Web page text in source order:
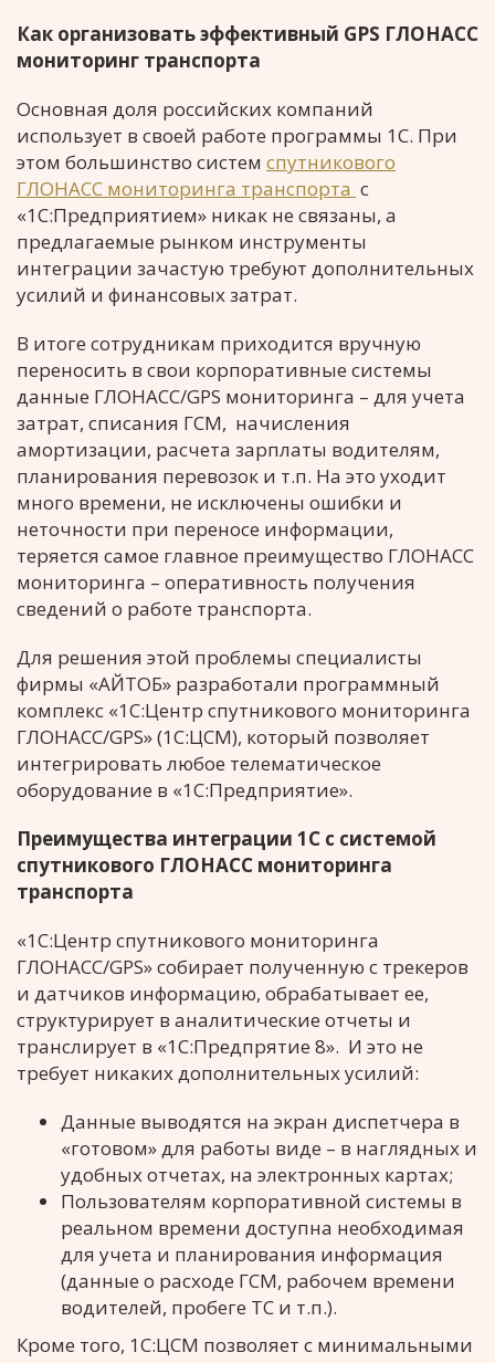
Как организовать эффективный GPS ГЛОНАСС
мониторинг транспорта
Основная доля российских компаний
использует в своей работе программы 1С. При
этом большинство систем спутникового
ГЛОНАСС мониторинга транспорта с
«1С:Предприятием» никак не связаны, а
предлагаемые рынком инструменты
интеграции зачастую требуют дополнительных
усилий и финансовых затрат.
В итоге сотрудникам приходится вручную
переносить в свои корпоративные системы
данные ГЛОНАСС/GPS мониторинга – для учета
затрат, списания ГСМ, начисления
амортизации, расчета зарплаты водителям,
планирования перевозок и т.п. На это уходит
много времени, не исключены ошибки и
неточности при переносе информации,
теряется самое главное преимущество ГЛОНАСС
мониторинга – оперативность получения
сведений о работе транспорта.
Для решения этой проблемы специалисты
фирмы «АЙТОБ» разработали программный
комплекс «1С:Центр спутникового мониторинга
ГЛОНАСС/GPS» (1С:ЦСМ), который позволяет
интегрировать любое телематическое
оборудование в «1С:Предприятие».
Преимущества интеграции 1С с системой
спутникового ГЛОНАСС мониторинга
транспорта
«1С:Центр спутникового мониторинга
ГЛОНАСС/GPS» собирает полученную с трекеров
и датчиков информацию, обрабатывает ее,
структурирует в аналитические отчеты и
транслирует в «1С:Предпрятие 8». И это не
требует никаких дополнительных усилий:
Данные выводятся на экран диспетчера в
«готовом» для работы виде – в наглядных и
удобных отчетах, на электронных картах;
Пользователям корпоративной системы в
реальном времени доступна необходимая
для учета и планирования информация
(данные о расходе ГСМ, рабочем времени
водителей, пробеге ТС и т.п.).
Кроме того, 1С:ЦСМ позволяет с минимальными